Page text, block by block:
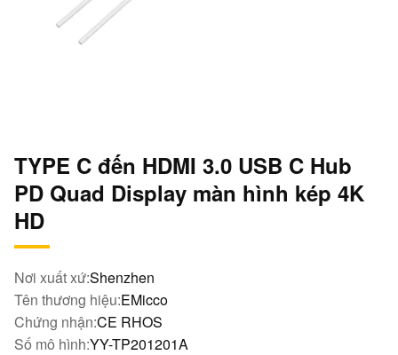
TYPE C đến HDMI 3.0 USB C Hub
PD Quad Display màn hình kép 4K
HD
Nơi xuất xứ:Shenzhen
Tên thương hiệu:EMicco
Chứng nhận:CE RHOS
Số mô hình:YY-TP201201A